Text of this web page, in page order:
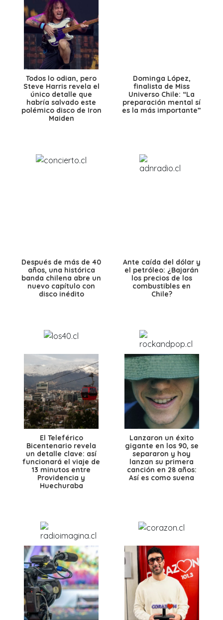
Todos lo odian, pero
Steve Harris revela el
único detalle que
habría salvado este
polémico disco de Iron
Maiden
Dominga López,
finalista de Miss
Universo Chile: “La
preparación mental sí
es la más importante”
Después de más de 40
años, una histórica
banda chilena abre un
nuevo capítulo con
disco inédito
Ante caída del dólar y
el petróleo: ¿Bajarán
los precios de los
combustibles en
Chile?
El Teleférico
Bicentenario revela
un detalle clave: así
funcionará el viaje de
13 minutos entre
Providencia y
Huechuraba
Lanzaron un éxito
gigante en los 90, se
separaron y hoy
lanzan su primera
canción en 28 años:
Así es como suena